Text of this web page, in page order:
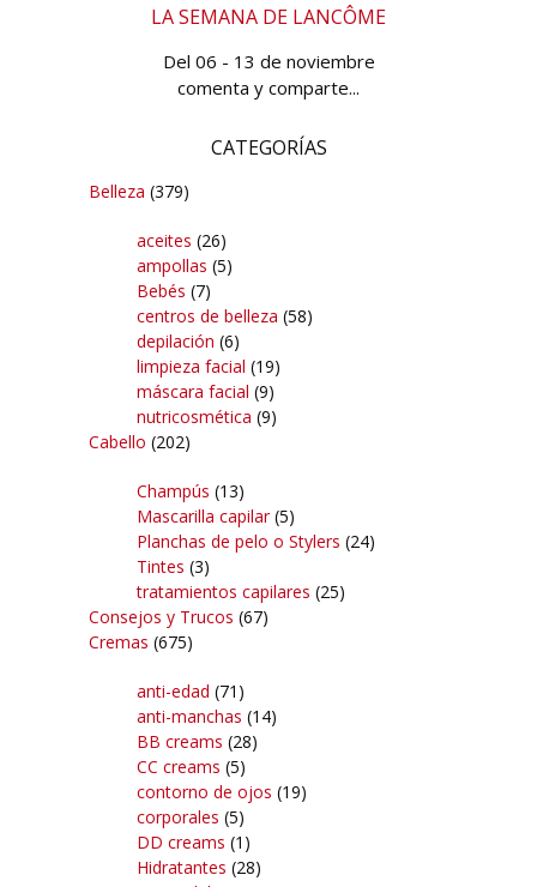
LA SEMANA DE LANCÔME
Del 06 - 13 de noviembre
comenta y comparte...
CATEGORÍAS
Belleza (379)
aceites (26)
ampollas (5)
Bebés (7)
centros de belleza (58)
depilación (6)
limpieza facial (19)
máscara facial (9)
nutricosmética (9)
Cabello (202)
Champús (13)
Mascarilla capilar(5)
Planchas de pelo o Stylers (24)
Tintes (3)
tratamientos capilares (25)
Consejos y Trucos (67)
Cremas (675)
anti-edad (71)
anti-manchas (14)
BB creams (28)
CC creams (5)
contorno de ojos (19)
corporales (5)
DD creams (1)
Hidratantes (28)